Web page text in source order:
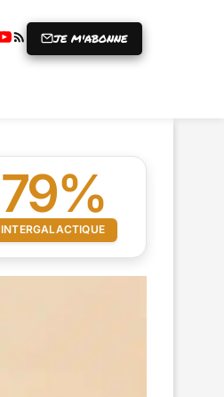
JE M'ABONNE
79%
INTERGALACTIQUE